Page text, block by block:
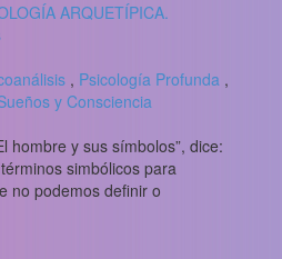
ARQUETÍPICA.
, Psicología Profunda ,
y Consciencia
hombre y sus símbolos”, dice:
simbólicos para
no podemos definir o